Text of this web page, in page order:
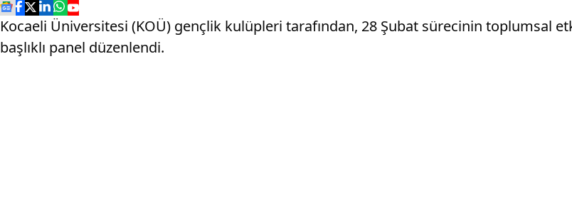
Kocaeli Üniversitesi (KOÜ) gençlik kulüpleri tarafından, 28 Şubat sürecinin toplumsal
başlıklı panel düzenlendi.